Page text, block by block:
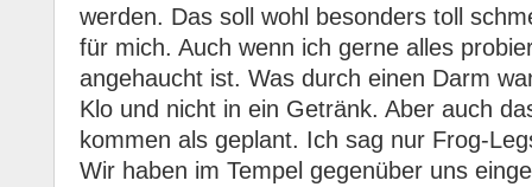
werden. Das soll wohl besonders toll
für mich. Auch wenn ich gerne alles
angehaucht ist. Was durch einen Darm
Klo und nicht in ein Getränk. Aber auch
kommen als geplant. Ich sag nur Frog-
Wir haben im Tempel gegenüber uns